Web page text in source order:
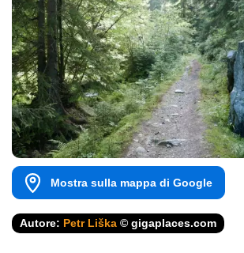
Mostra sulla mappa di Google
Autore: Petr Liška © gigaplaces.com